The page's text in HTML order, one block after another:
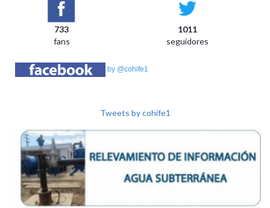
733
1011
fans
seguidores
by @cohife1
Tweets by cohife1